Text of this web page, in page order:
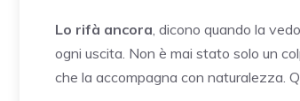
Lo rifà ancora , dicono quando la
ogni uscita. Non è mai stato solo un
che la accompagna con naturalezza.